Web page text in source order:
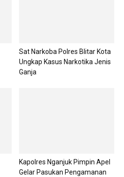
Sat Narkoba Polres Blitar Kota
Ungkap Kasus Narkotika Jenis
Ganja
Kapolres Nganjuk Pimpin Apel
Gelar Pasukan Pengamanan